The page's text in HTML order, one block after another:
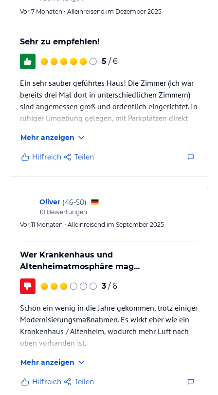
Vor 7 Monaten • Alleinreisend im Dezember 2025
Sehr zu empfehlen!
5 / 6
Ein sehr sauber geführtes Haus! Die Zimmer (ich war
bereits drei Mal dort in unterschiedlichen Zimmern)
sind angemessen groß und ordentlich eingerichtet. In
ruhiger Umgebung gelegen, mit Parkplätzen direkt
aufmerksam. Das Frühstücksbuffet war jeden Morgen
prima!
Einziger (kleiner) Kritikpunkt: Das Frühstück ab
sieben Uhr war für mich etwas spät, weil ich recht
früh aus dem Haus musste. Das tolle Angebot machte
diesen kleinen Mangel aber eindeutig wieder wett.
Mehr anzeigen
Hilfreich Teilen
Oliver (46-50)
10 Bewertungen
Vor 11 Monaten • Alleinreisend im September 2025
Wer Krankenhaus und
Altenheimatmosphäre mag...
3 / 6
Schon ein wenig in die Jahre gekommen, trotz einiger
Modernisierungsmaßnahmen. Es wirkt eher wie ein
Krankenhaus / Altenheim, wodurch mehr Luft nach
oben vorhanden ist.
überzogen, das Frühstück zu spartanisch, die Zimmer
zwar in Form von Schrank und Bett modernisiert, aber
das war es dann auch schon.
Mehr anzeigen
Hilfreich Teilen